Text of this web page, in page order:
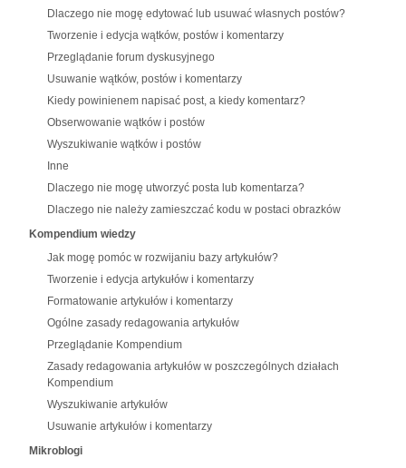
Dlaczego nie mogę edytować lub usuwać własnych postów?
Tworzenie i edycja wątków, postów i komentarzy
Przeglądanie forum dyskusyjnego
Usuwanie wątków, postów i komentarzy
Kiedy powinienem napisać post, a kiedy komentarz?
Obserwowanie wątków i postów
Wyszukiwanie wątków i postów
Inne
Dlaczego nie mogę utworzyć posta lub komentarza?
Dlaczego nie należy zamieszczać kodu w postaci obrazków
Kompendium wiedzy
Jak mogę pomóc w rozwijaniu bazy artykułów?
Tworzenie i edycja artykułów i komentarzy
Formatowanie artykułów i komentarzy
Ogólne zasady redagowania artykułów
Przeglądanie Kompendium
Zasady redagowania artykułów w poszczególnych działach
Kompendium
Wyszukiwanie artykułów
Usuwanie artykułów i komentarzy
Mikroblogi